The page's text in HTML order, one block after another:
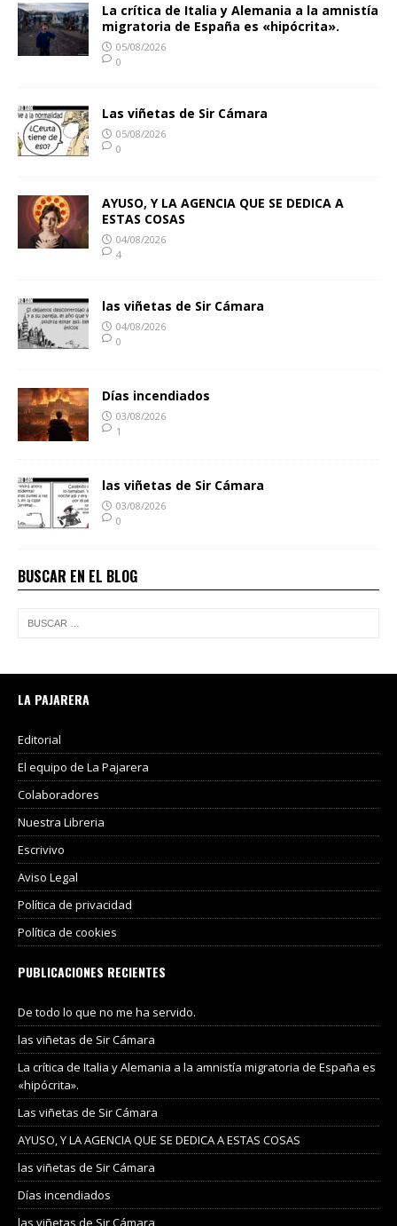
La crítica de Italia y Alemania a la amnistía
migratoria de España es «hipócrita».
05/08/2026
0
Las viñetas de Sir Cámara
05/08/2026
0
AYUSO, Y LA AGENCIA QUE SE DEDICA A
ESTAS COSAS
04/08/2026
4
las viñetas de Sir Cámara
04/08/2026
0
Días incendiados
03/08/2026
1
las viñetas de Sir Cámara
03/08/2026
0
BUSCAR EN EL BLOG
LA PAJARERA
Editorial
El equipo de La Pajarera
Colaboradores
Nuestra Libreria
Escrivivo
Aviso Legal
Política de privacidad
Política de cookies
PUBLICACIONES RECIENTES
De todo lo que no me ha servido.
las viñetas de Sir Cámara
La crítica de Italia y Alemania a la amnistía migratoria de España es
«hipócrita».
Las viñetas de Sir Cámara
AYUSO, Y LA AGENCIA QUE SE DEDICA A ESTAS COSAS
las viñetas de Sir Cámara
Días incendiados
las viñetas de Sir Cámara